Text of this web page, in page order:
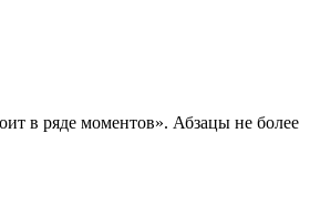
в ряде моментов». Абзацы не более